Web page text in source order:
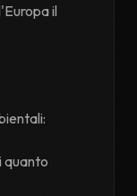
il
quanto